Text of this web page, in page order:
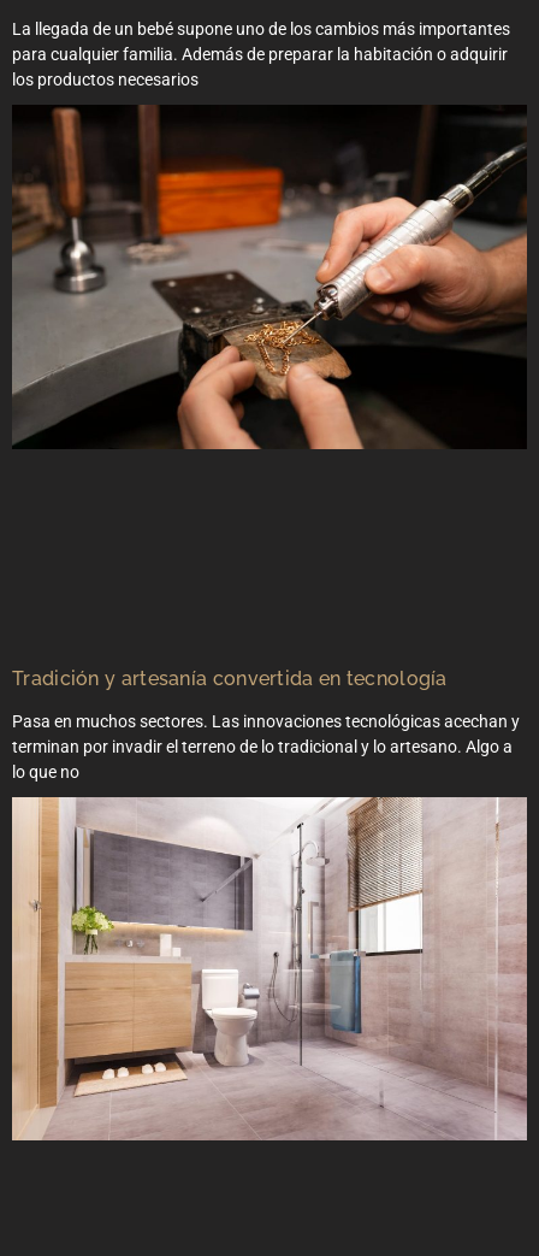
La llegada de un bebé supone uno de los cambios más importantes
para cualquier familia. Además de preparar la habitación o adquirir
los productos necesarios
Tradición y artesanía convertida en tecnología
Pasa en muchos sectores. Las innovaciones tecnológicas acechan y
terminan por invadir el terreno de lo tradicional y lo artesano. Algo a
lo que no